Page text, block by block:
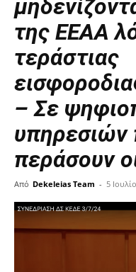
της ΕΕΑΑ
τεράστιας
– Σε
υπηρεσιών
περάσουν
Από Dekeleias Team - 5